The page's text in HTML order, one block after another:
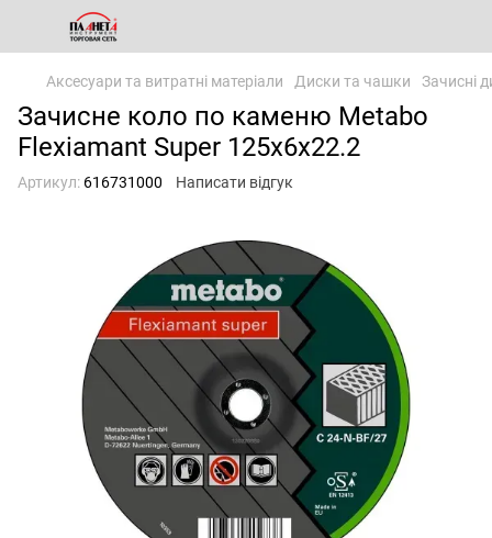
Аксесуари та витратні матеріали Диски та чашки Зачисні
Зачисне коло по каменю Metabo
Flexiamant Super 125x6x22.2
Артикул: 616731000 Написати відгук